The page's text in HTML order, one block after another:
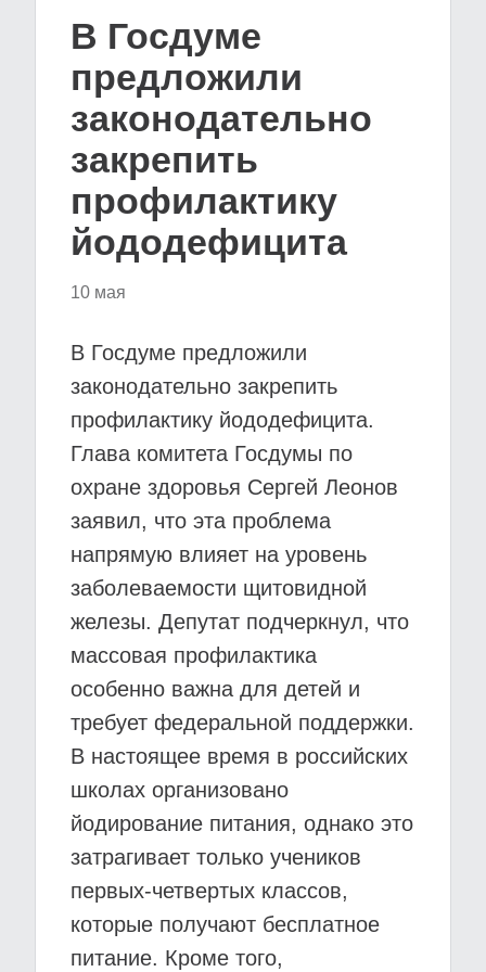
В Госдуме
предложили
законодательно
закрепить
профилактику
йододефицита
10 мая
В Госдуме предложили
законодательно закрепить
профилактику йододефицита.
Глава комитета Госдумы по
охране здоровья Сергей Леонов
заявил, что эта проблема
напрямую влияет на уровень
заболеваемости щитовидной
железы. Депутат подчеркнул, что
массовая профилактика
особенно важна для детей и
требует федеральной поддержки.
В настоящее время в российских
школах организовано
йодирование питания, однако это
затрагивает только учеников
первых-четвертых классов,
которые получают бесплатное
питание. Кроме того,